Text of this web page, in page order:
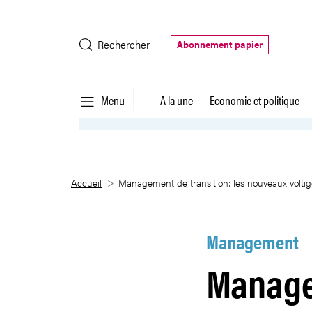
Rechercher
Abonnement papier
Menu A la une Economie et politique
Management de transition: les
Accueil Management de transition: les nouveaux
Management